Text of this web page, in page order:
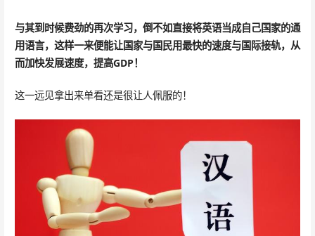
与其到时候费劲的再次学习，倒不如直接将英语当成自己国家的通
用语言，这样一来便能让国家与国民用最快的速度与国际接轨，从
而加快发展速度，提高GDP！
这一远见拿出来单看还是很让人佩服的！